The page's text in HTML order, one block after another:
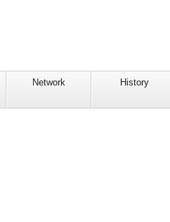
Network History